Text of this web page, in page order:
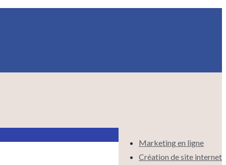
Marketing en ligne
Création de site internet